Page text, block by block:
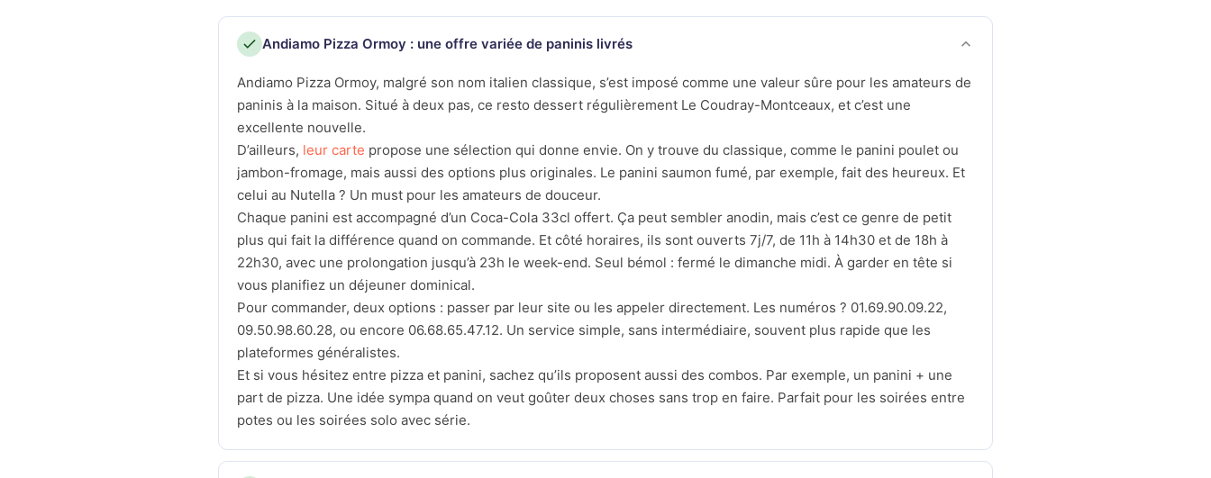
Andiamo Pizza Ormoy : une offre variée de paninis livrés
Andiamo Pizza Ormoy, malgré son nom italien classique, s’est imposé comme une valeur sûre pour les amateurs de
paninis à la maison. Situé à deux pas, ce resto dessert régulièrement Le Coudray-Montceaux, et c’est une
excellente nouvelle.
D’ailleurs, leur carte propose une sélection qui donne envie. On y trouve du classique, comme le panini poulet ou
jambon-fromage, mais aussi des options plus originales. Le panini saumon fumé, par exemple, fait des heureux. Et
celui au Nutella ? Un must pour les amateurs de douceur.
Chaque panini est accompagné d’un Coca-Cola 33cl offert. Ça peut sembler anodin, mais c’est ce genre de petit
plus qui fait la différence quand on commande. Et côté horaires, ils sont ouverts 7j/7, de 11h à 14h30 et de 18h à
22h30, avec une prolongation jusqu’à 23h le week-end. Seul bémol : fermé le dimanche midi. À garder en tête si
vous planifiez un déjeuner dominical.
Pour commander, deux options : passer par leur site ou les appeler directement. Les numéros ? 01.69.90.09.22,
09.50.98.60.28, ou encore 06.68.65.47.12. Un service simple, sans intermédiaire, souvent plus rapide que les
plateformes généralistes.
Et si vous hésitez entre pizza et panini, sachez qu’ils proposent aussi des combos. Par exemple, un panini + une
part de pizza. Une idée sympa quand on veut goûter deux choses sans trop en faire. Parfait pour les soirées entre
potes ou les soirées solo avec série.